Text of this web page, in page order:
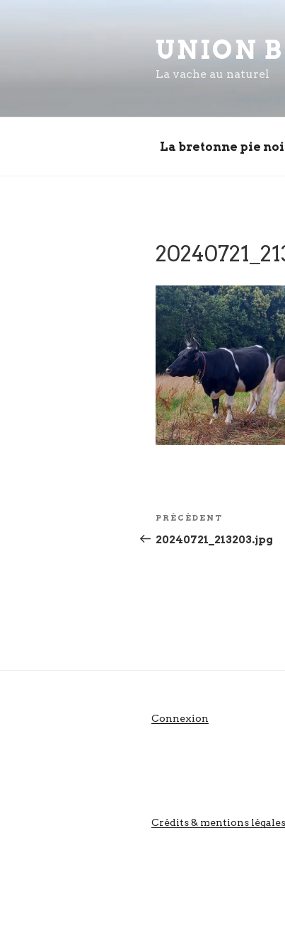
UNION
La vache au naturel
La bretonne pie
Navigation
de
Article
précédent
PRÉCÉDENT
20240721_213203.jpg
Connexion
Crédits & mentions légales